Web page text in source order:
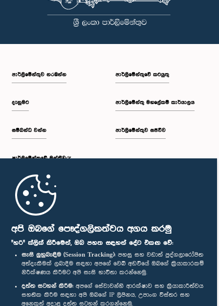
අපි ඔබගේ පෞද්ගලිකත්වය අගය කරමු
"හරි" ක්ලික් කිරීමෙන්, ඔබ පහත සඳහන් දේට එකඟ වේ:
සැසි ලුහුබැඳීම (Session Tracking): පහසු සහ වඩාත් පුද්ගලාරෝපිත
අත්දැකීමක් ලබාදීම සඳහා අපගේ වෙබ් අඩවියේ ඔබගේ ක්‍රියාකාරකම්
නිරීක්ෂණය කිරීමට අපි සැසි භාවිතා කරන්නෙමු.
දත්ත සටහන් කිරීම: අපගේ සේවාවන්හි ආරක්ෂාව සහ ක්‍රියාකාරීත්වය
සහතික කිරීම සඳහා අපි ඔබගේ IP ලිපිනය, උපාංග විස්තර සහ
අනෙකුත් අදාළ දත්ත සටහන් කරගන්නෙමු.
පාර්ලි‌මේන්තුව නරඹන්න
දැනුමට
සම්බන්ධ වන්න
පාර්ලි‌මේන්තුවේ මන්ත්‍රීවරු
මුල් පිටුව
පාර්ලිමේන්තුවේ කටයුතු
පාර්ලිමේන්තු මහලේකම් කාර්යාලය
පාර්ලිමේන්තුව සජීවීව
පාර්ලිමේන්තු ජංගම යෙදුම
අප හා සම්බන්ධ වී සිටින්න :